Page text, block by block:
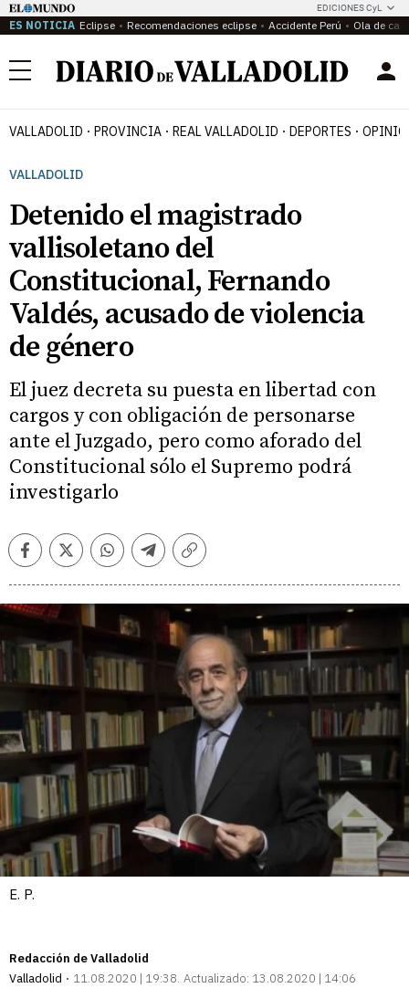
EDICIONES CyL
ES NOTICIA Eclipse Recomendaciones eclipse Accidente Perú Ola de
Menú
VALLADOLID PROVINCIA REAL VALLADOLID DEPORTES
VALLADOLID
Detenido el magistrado
vallisoletano del
Constitucional, Fernando
Valdés, acusado de violencia
de género
El juez decreta su puesta en libertad con
cargos y con obligación de personarse
ante el Juzgado, pero como aforado del
Constitucional sólo el Supremo podrá
investigarlo
FacebookTwitterWhatsappTelegramCopiar
E. P.
Redacción de Valladolid
Valladolid
11.08.2020 | 19:38 Actualizado: 13.08.2020 | 14:06